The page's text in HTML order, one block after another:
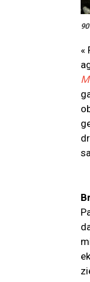
«